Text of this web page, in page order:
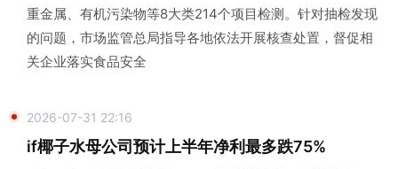
重金属、有机污染物等8大类214个项目检测。针对抽检发现
的问题，市场监管总局指导各地依法开展核查处置，督促相
关企业落实食品安全
2026-07-31 22:16
if椰子水母公司预计上半年净利最多跌75%